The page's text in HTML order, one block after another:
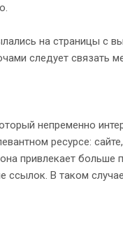
на страницы с
следует связать
непременно
ресурсе:
привлекает больше
В таком